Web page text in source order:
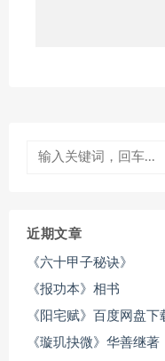
近期文章
《六十甲子秘诀》
《报功本》相书
《阳宅赋》百度网盘下
《璇玑抉微》华善继著